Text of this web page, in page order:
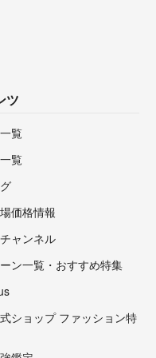
ツ
覧
覧
価格情報
ャンネル
ン一覧・おすすめ特集
ショップ ファッション特